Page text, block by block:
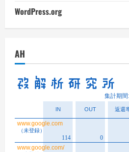
WordPress.org
AH